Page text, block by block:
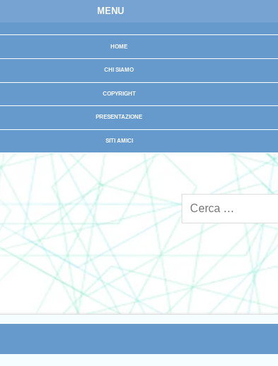
MENU
HOME
CHI SIAMO
COPYRIGHT
PRESENTAZIONE
SITI AMICI